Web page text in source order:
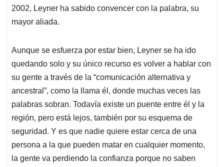
2002, Leyner ha sabido convencer con la palabra, su
mayor aliada.
Aunque se esfuerza por estar bien, Leyner se ha ido
quedando solo y su único recurso es volver a hablar con
su gente a través de la “comunicación alternativa y
ancestral”, como la llama él, donde muchas veces las
palabras sobran. Todavía existe un puente entre él y la
región, pero está lejos, también por su esquema de
seguridad. Y es que nadie quiere estar cerca de una
persona a la que pueden matar en cualquier momento,
la gente va perdiendo la confianza porque no saben